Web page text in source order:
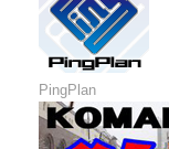
PingPlan